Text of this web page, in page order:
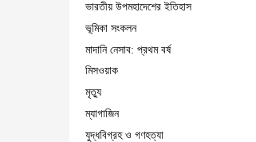
ভারতীয় উপমহাদেশের ইতিহাস
ভূমিকা সংকলন
মাদানি নেসাব: প্রথম বর্ষ
মিসওয়াক
মৃত্যু
ম্যাগাজিন
যুদ্ধবিগ্রহ ও গণহত্যা